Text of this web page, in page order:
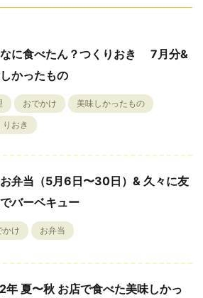
に食べたん？つくりおき 7月分&
かったもの
おでかけ
美味しかったもの
りおき
弁当（5月6日〜30日）& 久々に友
バーベキュー
かけ お弁当
年 夏〜秋 お店で食べた美味しかっ